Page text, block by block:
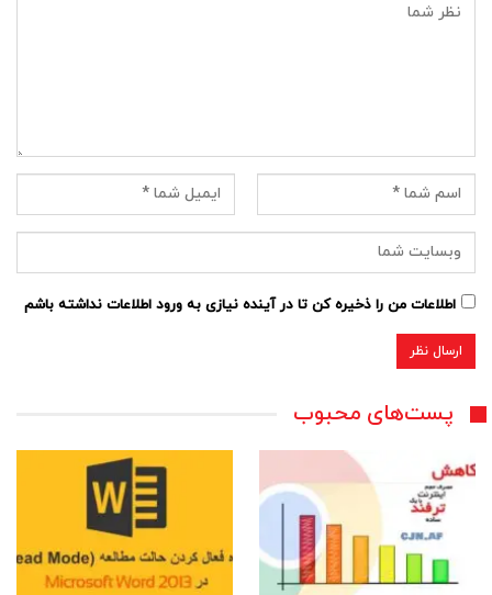
اطلاعات من را ذخیره کن تا در آینده نیازی به ورود اطلاعات نداشته باشم
پست‌های محبوب